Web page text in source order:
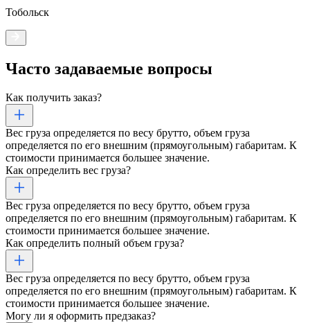
Тобольск
Часто задаваемые вопросы
Как получить заказ?
Вес груза определяется по весу брутто, объем груза
определяется по его внешним (прямоугольным) габаритам. К
стоимости принимается большее значение.
Как определить вес груза?
Вес груза определяется по весу брутто, объем груза
определяется по его внешним (прямоугольным) габаритам. К
стоимости принимается большее значение.
Как определить полный объем груза?
Вес груза определяется по весу брутто, объем груза
определяется по его внешним (прямоугольным) габаритам. К
стоимости принимается большее значение.
Могу ли я оформить предзаказ?